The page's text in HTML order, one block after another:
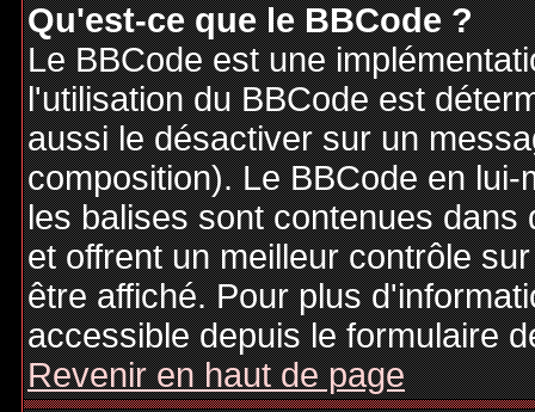
Qu'est-ce que le BBCode ?
Le BBCode est une
l'utilisation du BBCode est
aussi le désactiver sur un
composition). Le BBCode en
les balises sont contenues
et offrent un meilleur contrôle
être affiché. Pour plus
accessible depuis le formulaire
Revenir en haut de page